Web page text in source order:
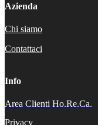
Azienda
Chi siamo
Contattaci
Info
Area Clienti Ho.Re.Ca.
Privacy